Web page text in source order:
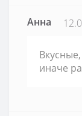
Анна
иначе